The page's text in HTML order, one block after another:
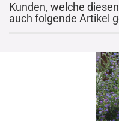
Kunden, welche
auch folgende Artikel